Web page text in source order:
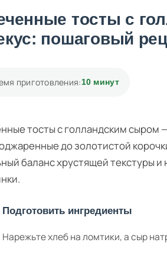
тосты с
пошаговый
приготовления:10 минут
тосты с голландским сыром
до золотистой
баланс хрустящей текстуры
Подготовить ингредиенты
Нарежьте хлеб на ломтики, а сыр